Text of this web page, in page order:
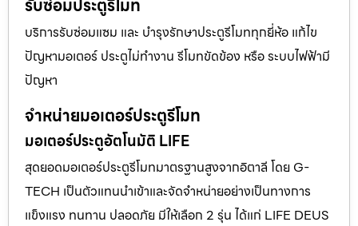
รับซ่อมประตูรีโมท
บริการรับซ่อมแซม และ บำรุงรักษาประตูรีโมททุกยี่ห้อ แก้ไข
ปัญหามอเตอร์ ประตูไม่ทำงาน รีโมทขัดข้อง หรือ ระบบไฟฟ้ามี
ปัญหา
จำหน่ายมอเตอร์ประตูรีโมท
มอเตอร์ประตูอัตโนมัติ LIFE
สุดยอดมอเตอร์ประตูรีโมทมาตรฐานสูงจากอิตาลี โดย G-
TECH เป็นตัวแทนนำเข้าและจัดจำหน่ายอย่างเป็นทางการ
แข็งแรง ทนทาน ปลอดภัย มีให้เลือก 2 รุ่น ได้แก่ LIFE DEUS